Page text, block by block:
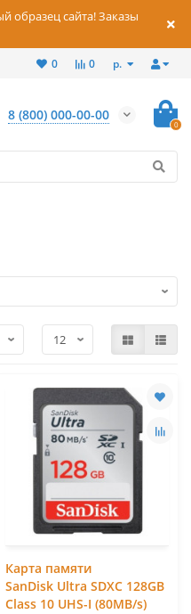
сайта! Заказы
р.
0
0
8 (800) 000-00-00
0
Карта памяти
SanDisk Ultra SDXC 128GB
Class 10 UHS-I (80MB/s)